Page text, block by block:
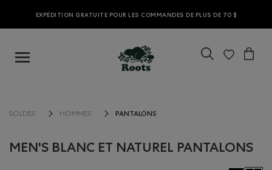
EXPÉDITION GRATUITE POUR LES COMMANDES DE PLUS DE 70 $
SOLDES HOMMES PANTALONS
MEN'S BLANC ET NATUREL PANTALONS